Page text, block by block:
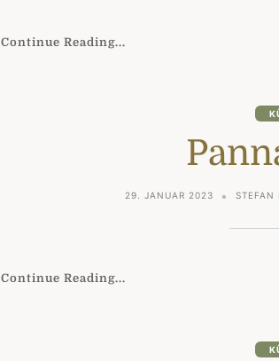
Continue Reading...
29. JANUAR 2023 STEFAN
Continue Reading...